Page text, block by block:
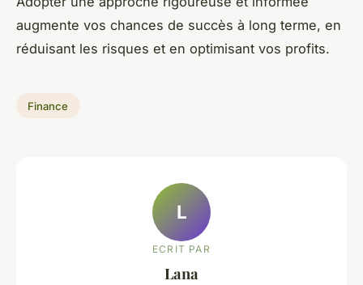
augmente vos chances de succès à long terme, en
réduisant les risques et en optimisant vos profits.
Finance
L
ECRIT PAR
Lana